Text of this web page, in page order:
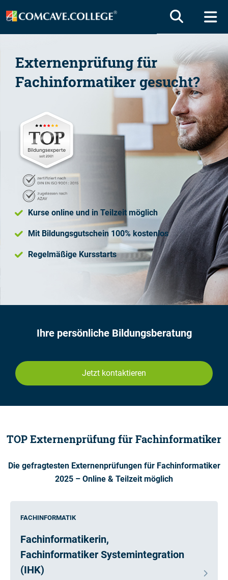
Externenprüfung für
Fachinformatiker gesucht?
Kurse online und in Teilzeit möglich
Mit Bildungsgutschein 100% kostenlos
Regelmäßige Kursstarts
Ihre persönliche Bildungsberatung
Jetzt kontaktieren
TOP Externenprüfung für Fachinformatiker
Die gefragtesten Externenprüfungen für Fachinformatiker
2025 – Online & Teilzeit möglich
FACHINFORMATIK
Fachinformatikerin,
Fachinformatiker Systemintegration
(IHK)